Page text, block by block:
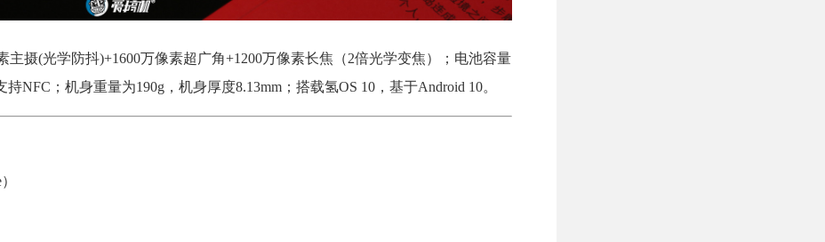
主摄(光学防抖)+1600万像素超广角+1200万像素长焦（2倍光学变焦）；电池容量
NFC；机身重量为190g，机身厚度8.13mm；搭载氢OS 10，基于Android 10。